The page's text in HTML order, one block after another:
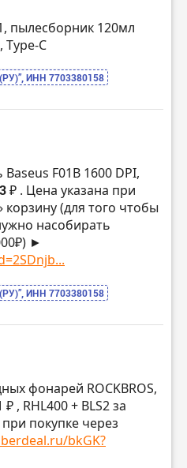
пылесборник 120мл
Type-C
ИНН 7703380158
F01B 1600 DPI,
₽ . Цена указана при
(для того чтобы
насобирать
►
ИНН 7703380158
фонарей ROCKBROS,
₽ , RHL400 + BLS2 за
покупке через
bkGK?